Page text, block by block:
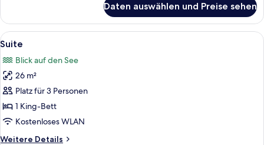
Suite
(Split
Level)
Daten auswählen und Preise sehen
Alle
Fotos
für
Suite
anzeigen
Ein Hotelzimmer mit einem großen
2
Suite
Blick auf den See
26 m²
Platz für 3 Personen
1 King-Bett
Kostenloses WLAN
Weitere Details
Weitere